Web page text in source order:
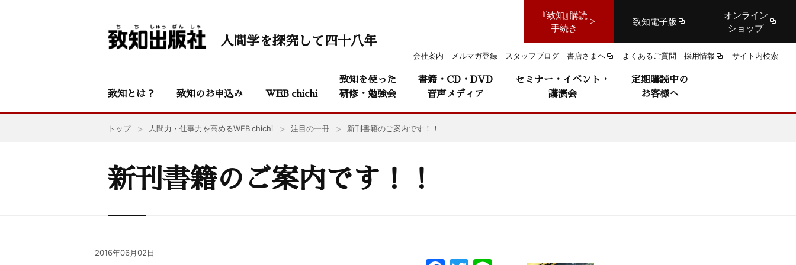
『致知』購読
手続き
致知電子版
オンライン
ショップ
会社案内 メルマガ登録 スタッフブログ 書店さまへ よくあるご質問 採用情報 サイト内検索
人間学を探究して四十八年
致知とは？ 致知のお申込み WEB chichi
致知を使った
研修・勉強会
書籍・CD・DVD
音声メディア
セミナー・イベント・
講演会
定期購読中の
お客様へ
トップ 人間力・仕事力を高めるWEB chichi 注目の一冊 新刊書籍のご案内です！！
新刊書籍のご案内です！！
2016年06月02日